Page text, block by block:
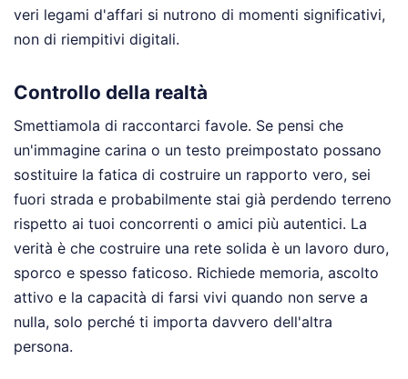
veri legami d'affari si nutrono di momenti significativi,
non di riempitivi digitali.
Controllo della realtà
Smettiamola di raccontarci favole. Se pensi che
un'immagine carina o un testo preimpostato possano
sostituire la fatica di costruire un rapporto vero, sei
fuori strada e probabilmente stai già perdendo terreno
rispetto ai tuoi concorrenti o amici più autentici. La
verità è che costruire una rete solida è un lavoro duro,
sporco e spesso faticoso. Richiede memoria, ascolto
attivo e la capacità di farsi vivi quando non serve a
nulla, solo perché ti importa davvero dell'altra
persona.